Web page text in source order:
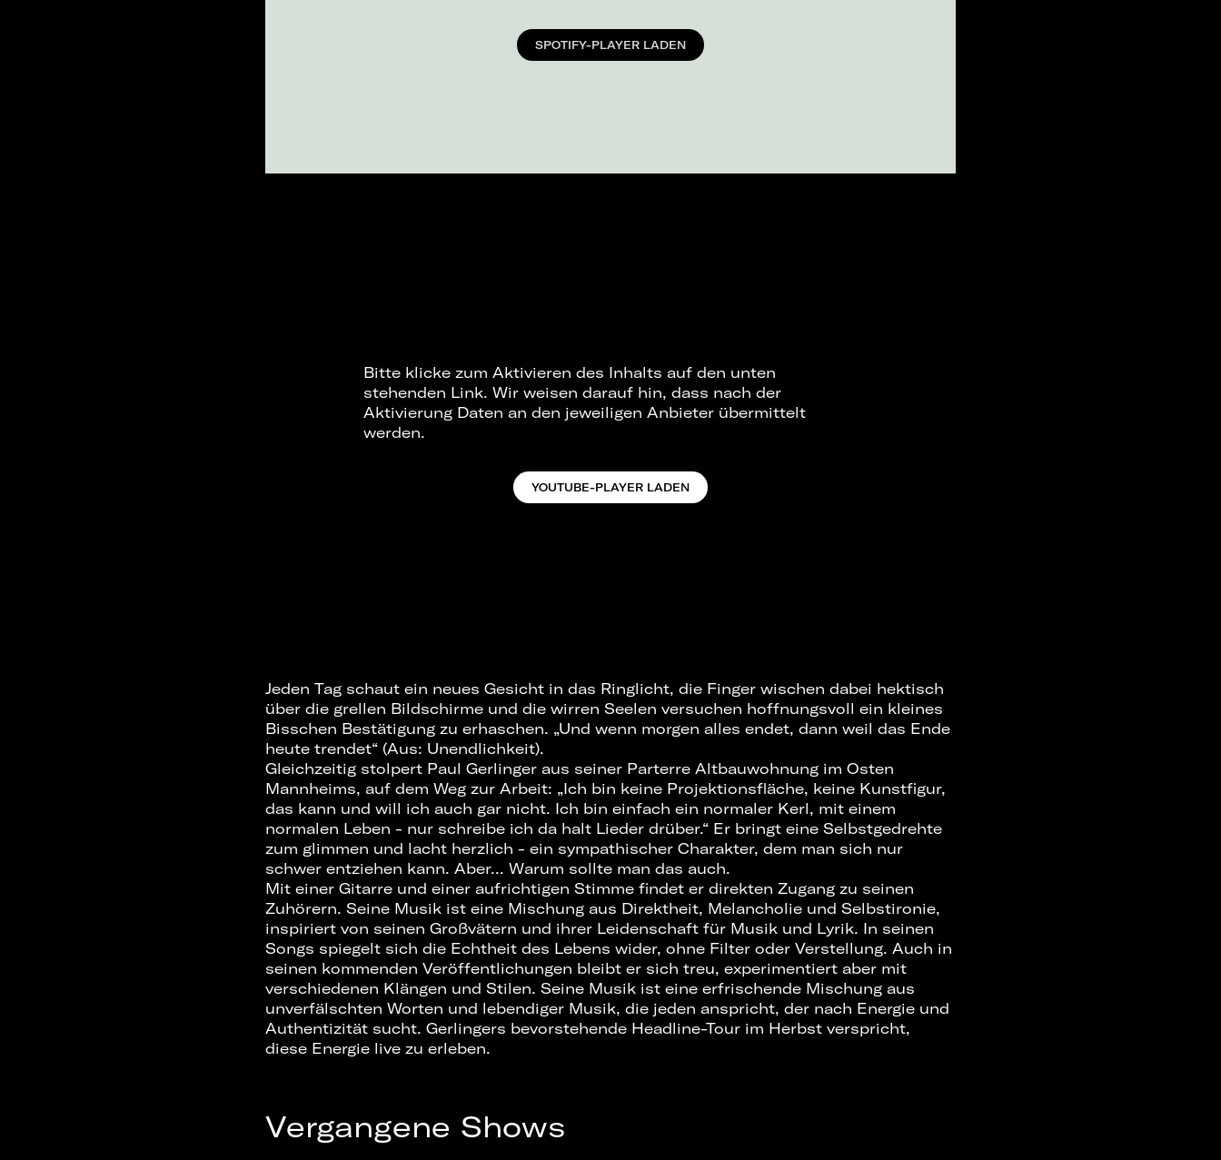
SPOTIFY-PLAYER LADEN
Bitte klicke zum Aktivieren des Inhalts auf den unten
stehenden Link. Wir weisen darauf hin, dass nach der
Aktivierung Daten an den jeweiligen Anbieter übermittelt
werden.
YOUTUBE-PLAYER LADEN
Jeden Tag schaut ein neues Gesicht in das Ringlicht, die Finger wischen dabei hektisch
über die grellen Bildschirme und die wirren Seelen versuchen hoffnungsvoll ein kleines
Bisschen Bestätigung zu erhaschen. „Und wenn morgen alles endet, dann weil das Ende
heute trendet“ (Aus: Unendlichkeit).
Gleichzeitig stolpert Paul Gerlinger aus seiner Parterre Altbauwohnung im Osten
Mannheims, auf dem Weg zur Arbeit: „Ich bin keine Projektionsfläche, keine Kunstfigur,
das kann und will ich auch gar nicht. Ich bin einfach ein normaler Kerl, mit einem
normalen Leben - nur schreibe ich da halt Lieder drüber.“ Er bringt eine Selbstgedrehte
zum glimmen und lacht herzlich - ein sympathischer Charakter, dem man sich nur
schwer entziehen kann. Aber... Warum sollte man das auch.
Mit einer Gitarre und einer aufrichtigen Stimme findet er direkten Zugang zu seinen
Zuhörern. Seine Musik ist eine Mischung aus Direktheit, Melancholie und Selbstironie,
inspiriert von seinen Großvätern und ihrer Leidenschaft für Musik und Lyrik. In seinen
Songs spiegelt sich die Echtheit des Lebens wider, ohne Filter oder Verstellung. Auch in
seinen kommenden Veröffentlichungen bleibt er sich treu, experimentiert aber mit
verschiedenen Klängen und Stilen. Seine Musik ist eine erfrischende Mischung aus
unverfälschten Worten und lebendiger Musik, die jeden anspricht, der nach Energie und
Authentizität sucht. Gerlingers bevorstehende Headline-Tour im Herbst verspricht,
diese Energie live zu erleben.
Vergangene Shows